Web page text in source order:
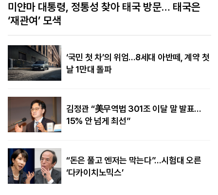
미얀마 대통령, 정통성 찾아 태국 방문… 태국은
‘재관여’ 모색
‘국민 첫 차’의 위엄…8세대 아반떼, 계약 첫
날 1만대 돌파
김정관 “美무역법 301조 이달 말 발표…
15% 안 넘게 최선”
“돈은 풀고 엔저는 막는다”…시험대 오른
‘다카이치노믹스’